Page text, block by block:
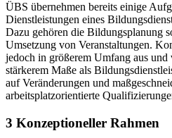
ÜBS übernehmen bereits einige
Dienstleistungen eines
Dazu gehören die Bildungsplanung
Umsetzung von Veranstaltungen.
jedoch in größerem Umfang aus und
stärkerem Maße als
auf Veränderungen und
arbeitsplatzorientierte
3 Konzeptioneller Rahmen